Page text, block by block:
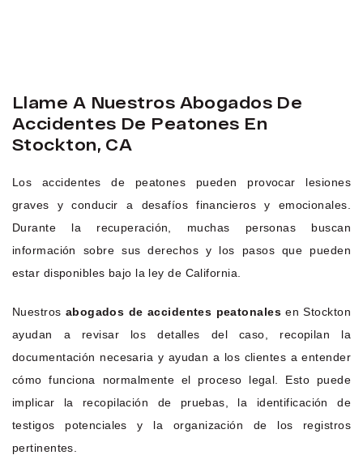
Llame A Nuestros Abogados De
Accidentes De Peatones En
Stockton, CA
Los accidentes de peatones pueden provocar lesiones
graves y conducir a desafíos financieros y emocionales.
Durante la recuperación, muchas personas buscan
información sobre sus derechos y los pasos que pueden
estar disponibles bajo la ley de California.
Nuestros abogados de accidentes peatonales en Stockton
ayudan a revisar los detalles del caso, recopilan la
documentación necesaria y ayudan a los clientes a entender
cómo funciona normalmente el proceso legal. Esto puede
implicar la recopilación de pruebas, la identificación de
testigos potenciales y la organización de los registros
pertinentes.